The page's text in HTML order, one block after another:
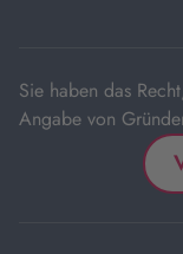
Sie haben das
Angabe von